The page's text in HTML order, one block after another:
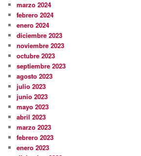
marzo 2024
febrero 2024
enero 2024
diciembre 2023
noviembre 2023
octubre 2023
septiembre 2023
agosto 2023
julio 2023
junio 2023
mayo 2023
abril 2023
marzo 2023
febrero 2023
enero 2023